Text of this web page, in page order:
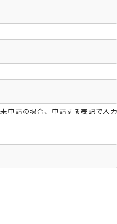
申請の場合、申請する表記で入力